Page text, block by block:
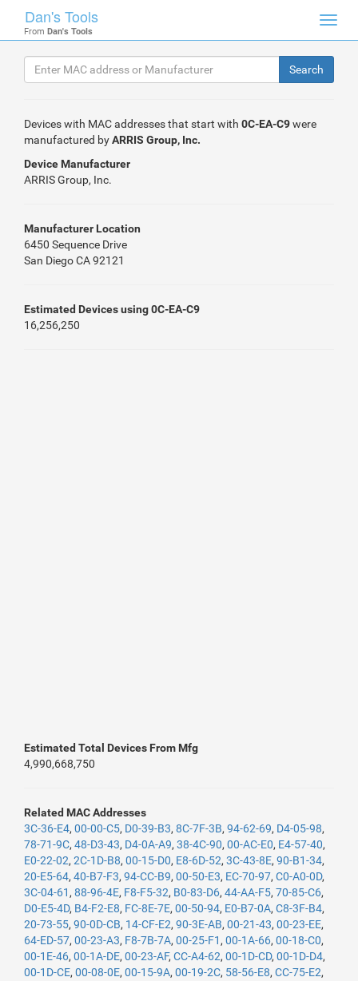
Dan's Tools
From Dan's Tools
Devices with MAC addresses that start with 0C-EA-C9were
manufactured byARRIS Group, Inc.
Device Manufacturer
ARRIS Group, Inc.
Manufacturer Location
6450 Sequence Drive
San Diego CA 92121
Estimated Devices using 0C-EA-C9
16,256,250
Estimated Total Devices From Mfg
4,990,668,750
Related MAC Addresses
3C-36-E4, 00-00-C5, D0-39-B3, 8C-7F-3B, 94-62-69, D4-05-98,
78-71-9C, 48-D3-43, D4-0A-A9, 38-4C-90, 00-AC-E0, E4-57-40,
E0-22-02, 2C-1D-B8, 00-15-D0, E8-6D-52, 3C-43-8E, 90-B1-34,
20-E5-64, 40-B7-F3, 94-CC-B9, 00-50-E3, EC-70-97, C0-A0-0D,
3C-04-61 , 88-96-4E, F8-F5-32, B0-83-D6, 44-AA-F5, 70-85-C6,
D0-E5-4D, B4-F2-E8, FC-8E-7E, 00-50-94, E0-B7-0A, C8-3F-B4,
20-73-55, 90-0D-CB, 14-CF-E2, 90-3E-AB, 00-21-43, 00-23-EE,
64-ED-57, 00-23-A3, F8-7B-7A, 00-25-F1 , 00-1A-66, 00-18-C0,
00-1E-46, 00-1A-DE, 00-23-AF, CC-A4-62, 00-1D-CD, 00-1D-D4,
00-1D-CE, 00-08-0E, 00-15-9A, 00-19-2C, 58-56-E8, CC-75-E2,